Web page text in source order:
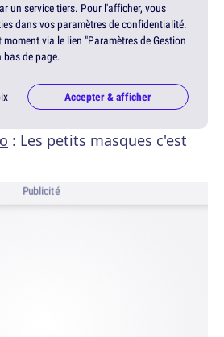
un service tiers. Pour l'afficher, vous
dans vos paramètres de confidentialité.
via le lien "Paramètres de Gestion
de page.
Accepter & afficher
: Les petits masques c'est
Publicité